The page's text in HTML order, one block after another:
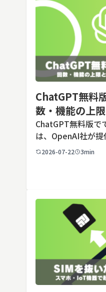
ChatGPT無料
数・機能の上
点を解説【
ChatGPT無料版で
は、OpenAI社が
サービスです。ア
2026-07-22 3min